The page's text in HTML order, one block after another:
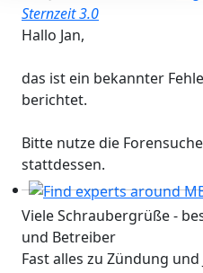
Find experts around MB
Sternzeit 3.0
Hallo Jan,
das ist ein bekannter
berichtet.
Bitte nutze die
stattdessen.
Viele Schraubergrüße -
und Betreiber
Fast alles zu Zündung